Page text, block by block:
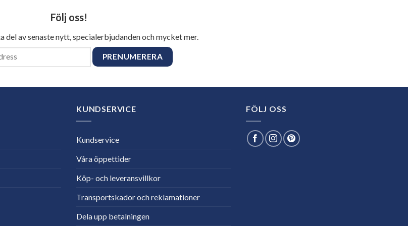
Följ oss!
del av senaste nytt, specialerbjudanden och mycket mer.
KUNDSERVICE
Kundservice
Våra öppettider
Köp- och leveransvillkor
Transportskador och reklamationer
Dela upp betalningen
FÖLJ OSS